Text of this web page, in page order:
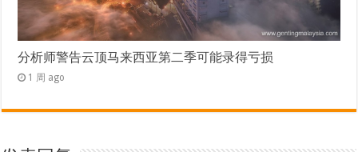
分析师警告云顶马来西亚第二季可能录得亏损
1 周 ago